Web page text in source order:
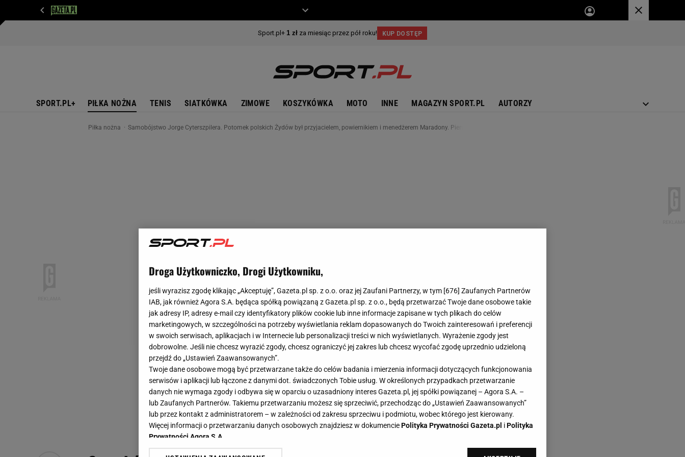
SPORT.PL+ PIŁKA NOŻNA TENIS SIATKÓWKA ZIMOWE KOSZYKÓWKA MOTO INNE MAGAZYN SPORT.PL AUTORZY
Piłka nożna Samobójstwo Jorge Cyterszpilera. Potomek polskich Żydów był przyjacielem, powiernikiem i menedżerem Maradony. Pierwszym piłkarskim superagentem w nowym stylu
Droga Użytkowniczko, Drogi Użytkowniku,
jeśli wyrazisz zgodę klikając „Akceptuję”, Gazeta.pl sp. z o.o. oraz jej Zaufani Partnerzy, w tym [676] Zaufanych Partnerów
IAB, jak również Agora S.A. będąca spółką powiązaną z Gazeta.pl sp. z o.o., będą przetwarzać Twoje dane osobowe takie
jak adresy IP, adresy e-mail czy identyfikatory plików cookie lub inne informacje zapisane w tych plikach do celów
marketingowych, w szczególności na potrzeby wyświetlania reklam dopasowanych do Twoich zainteresowań i preferencji
w swoich serwisach, aplikacjach i w Internecie lub personalizacji treści w nich wyświetlanych. Wyrażenie zgody jest
dobrowolne. Jeśli nie chcesz wyrazić zgody, chcesz ograniczyć jej zakres lub chcesz wycofać zgodę uprzednio udzieloną
przejdź do „Ustawień Zaawansowanych”.
Twoje dane osobowe mogą być przetwarzane także do celów badania i mierzenia informacji dotyczących funkcjonowania
serwisów i aplikacji lub łączone z danymi dot. świadczonych Tobie usług. W określonych przypadkach przetwarzanie
danych nie wymaga zgody i odbywa się w oparciu o uzasadniony interes Gazeta.pl, jej spółki powiązanej – Agora S.A. –
lub Zaufanych Partnerów. Takiemu przetwarzaniu możesz się sprzeciwić, przechodząc do „Ustawień Zaawansowanych”
lub przez kontakt z administratorem – w zależności od zakresu sprzeciwu i podmiotu, wobec którego jest kierowany.
Więcej informacji o przetwarzaniu danych osobowych znajdziesz w dokumenciePolityka Prywatności Gazeta.pl iPolityka
Prywatności Agora S.A.